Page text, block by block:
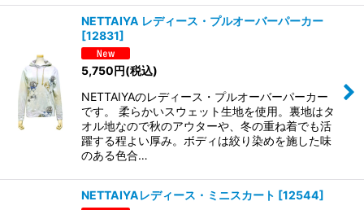
NETTAIYA レディース・プルオーバーパーカー
[12831]
5,750円(税込)
NETTAIYAのレディース・プルオーバーパーカー
です。 柔らかいスウェット生地を使用。裏地はタ
オル地なので秋のアウターや、冬の重ね着でも活
躍する程よい厚み。ボディは絞り染めを施した味
のある色合…
NETTAIYAレディース・ミニスカート [12544]